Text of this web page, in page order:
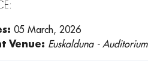
05 March, 2026
Venue: Euskalduna - Auditorium